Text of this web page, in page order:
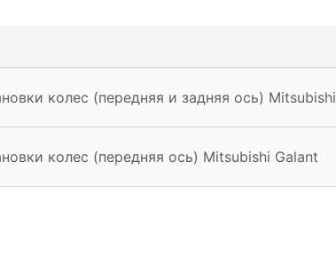
колес (передняя и задняя ось)
колес (передняя ось) Mitsubishi Galant